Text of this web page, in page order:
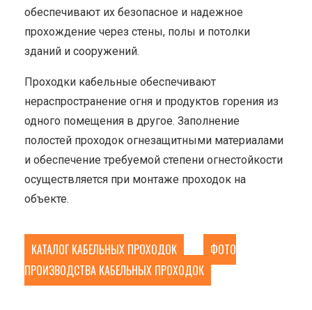
обеспечивают их безопасное и надежное
прохождение через стены, полы и потолки
зданий и сооружений.
Проходки кабельные обеспечивают
нераспространение огня и продуктов горения из
одного помещения в другое. Заполнение
полостей проходок огнезащитными материалами
и обеспечение требуемой степени огнестойкости
осуществляется при монтаже проходок на
объекте.
КАТАЛОГ КАБЕЛЬНЫХ ПРОХОДОК
ФОТО
ПРОИЗВОДСТВА КАБЕЛЬНЫХ ПРОХОДОК